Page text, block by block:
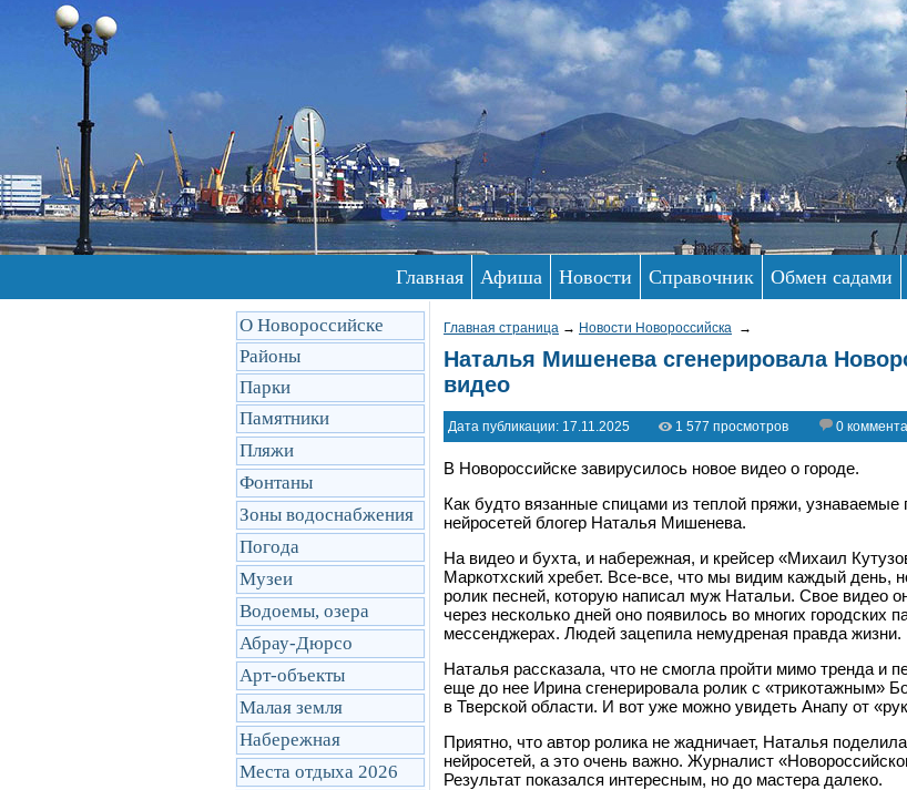
Главная Афиша Новости Справочник Обмен садами
О Новороссийске
Районы
Парки
Памятники
Пляжи
Фонтаны
Зоны водоснабжения
Погода
Музеи
Водоемы, озера
Абрау-Дюрсо
Арт-объекты
Малая земля
Набережная
Места отдыха 2026
Главная страница → Новости Новороссийска →
Наталья Мишенева сгенерировала
видео
Дата публикации: 17.11.2025 1 577 просмотров 0
В Новороссийске завирусилось новое видео о городе.
Как будто вязанные спицами из теплой пряжи,
нейросетей блогер Наталья Мишенева.
На видео и бухта, и набережная, и крейсер «Михаил
Маркотхский хребет. Все-все, что мы видим каждый день,
ролик песней, которую написал муж Натальи. Свое видео
через несколько дней оно появилось во многих городских
мессенджерах. Людей зацепила немудреная правда жизни.
Наталья рассказала, что не смогла пройти мимо тренда и
еще до нее Ирина сгенерировала ролик с «трикотажным»
в Тверской области. И вот уже можно увидеть Анапу от «
Приятно, что автор ролика не жадничает, Наталья
нейросетей, а это очень важно. Журналист «
Результат показался интересным, но до мастера далеко.